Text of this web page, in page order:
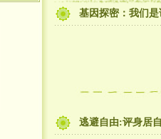
基因探密：我们
逃避自由:评身居